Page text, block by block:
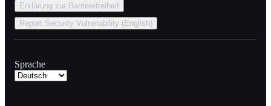
Erklärung zur Barrierefreiheit
Report Security Vulnerability (English)
Sprache